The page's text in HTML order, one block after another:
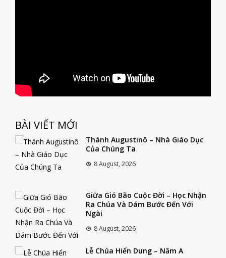
BÀI VIẾT MỚI
Thánh Augustinô – Nhà Giáo Dục
Của Chúng Ta
8 August, 2026
Giữa Gió Bão Cuộc Đời – Học Nhận
Ra Chúa Và Dám Bước Đến Với
Ngài
8 August, 2026
Lễ Chúa Hiển Dung – Năm A